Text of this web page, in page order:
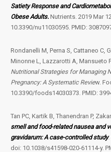
Satiety Response and
Obese Adults. Nutrients. 2019 Mar
10.3390/nu11030595. PMID:
Rondanelli M, Perna S, Cattaneo C,
Minonne L, Lazzarotti A, Mansueto
Nutritional Strategies for Managing
Pregnancy: A Systematic Review.
10.3390/foods14030373. PMID:
Tan PC, Kartik B, Thanendran P,
smell and food-related nausea and
gravidarum: A case-controlled study.
doi: 10.1038/s41598-020-61114-y.